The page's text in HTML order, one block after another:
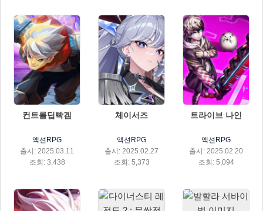
컨트롤딥빡겜
액션RPG
출시: 2025.03.11
조회: 3,438
체이서즈
액션RPG
출시: 2025.02.27
조회: 5,373
트라이브 나인
액션RPG
출시: 2025.02.20
조회: 5,094